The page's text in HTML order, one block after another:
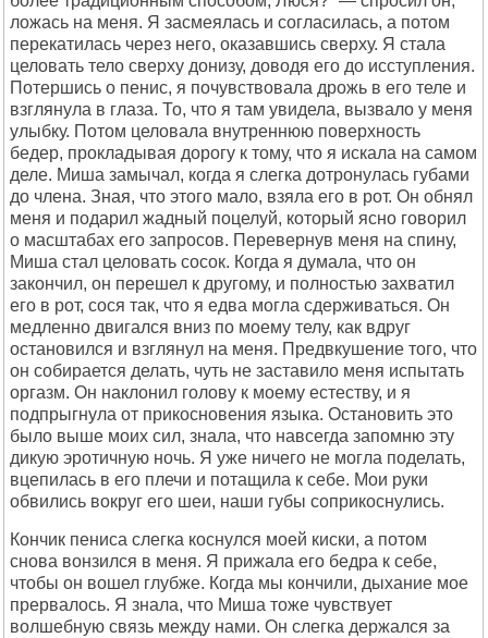
ложась на меня. Я засмеялась и согласилась, а потом
перекатилась через него, оказавшись сверху. Я стала
целовать тело сверху донизу, доводя его до исступления.
Потершись о пенис, я почувствовала дрожь в его теле и
взглянула в глаза. То, что я там увидела, вызвало у меня
улыбку. Потом целовала внутреннюю поверхность
бедер, прокладывая дорогу к тому, что я искала на самом
деле. Миша замычал, когда я слегка дотронулась губами
до члена. Зная, что этого мало, взяла его в рот. Он обнял
меня и подарил жадный поцелуй, который ясно говорил
о масштабах его запросов. Перевернув меня на спину,
Миша стал целовать сосок. Когда я думала, что он
закончил, он перешел к другому, и полностью захватил
его в рот, сося так, что я едва могла сдерживаться. Он
медленно двигался вниз по моему телу, как вдруг
остановился и взглянул на меня. Предвкушение того, что
он собирается делать, чуть не заставило меня испытать
оргазм. Он наклонил голову к моему естеству, и я
подпрыгнула от прикосновения языка. Остановить это
было выше моих сил, знала, что навсегда запомню эту
дикую эротичную ночь. Я уже ничего не могла поделать,
вцепилась в его плечи и потащила к себе. Мои руки
обвились вокруг его шеи, наши губы соприкоснулись.
Кончик пениса слегка коснулся моей киски, а потом
снова вонзился в меня. Я прижала его бедра к себе,
чтобы он вошел глубже. Когда мы кончили, дыхание мое
прервалось. Я знала, что Миша тоже чувствует
волшебную связь между нами. Он слегка держался за